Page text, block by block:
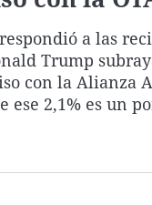
La
a las
Trump
con la Alianza
ese 2,1% es un